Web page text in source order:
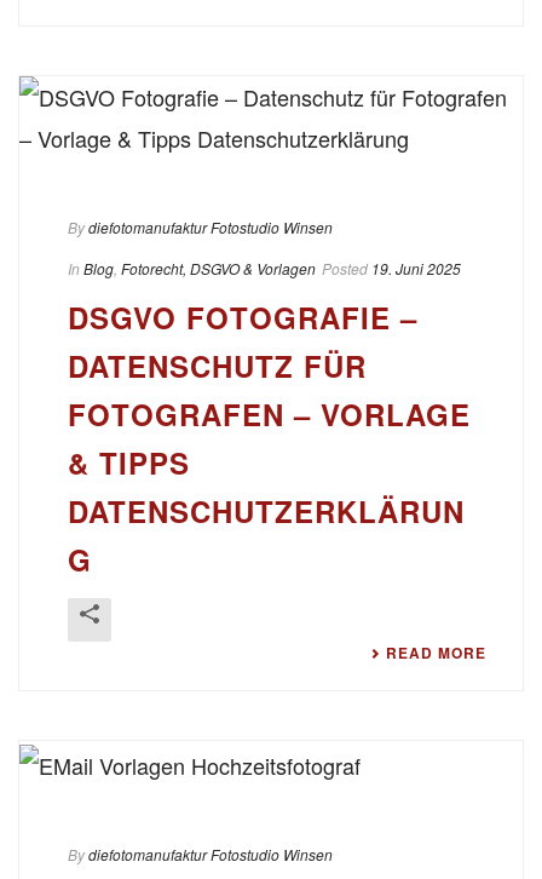
Bydiefotomanufaktur Fotostudio Winsen
In Blog Fotorecht, DSGVO & Vorlagen Posted 19. Juni 2025
DSGVO FOTOGRAFIE –
DATENSCHUTZ FÜR
FOTOGRAFEN – VORLAGE
& TIPPS
DATENSCHUTZERKLÄRUN
G
READ MORE
Bydiefotomanufaktur Fotostudio Winsen